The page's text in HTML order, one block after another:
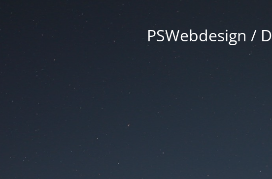
PSWebdesign /